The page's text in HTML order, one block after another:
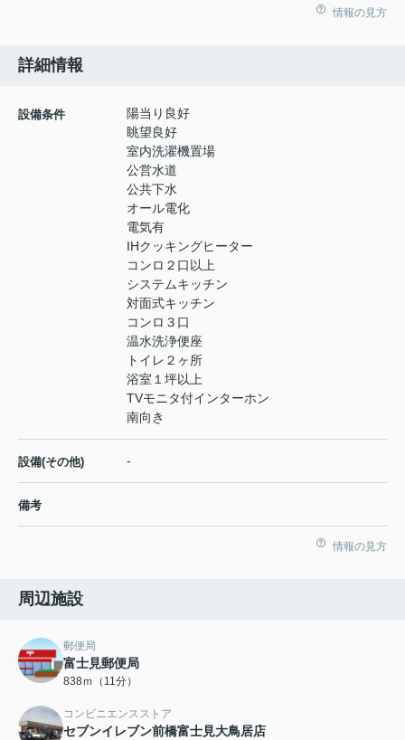
情報の見方
詳細情報
設備条件
陽当り良好
眺望良好
室内洗濯機置場
公営水道
公共下水
オール電化
電気有
IHクッキングヒーター
コンロ２口以上
システムキッチン
対面式キッチン
コンロ３口
温水洗浄便座
トイレ２ヶ所
浴室１坪以上
TVモニタ付インターホン
南向き
設備(その他) -
備考
情報の見方
周辺施設
郵便局
富士見郵便局
838ｍ（11分）
コンビニエンスストア
セブンイレブン前橋富士見大鳥居店